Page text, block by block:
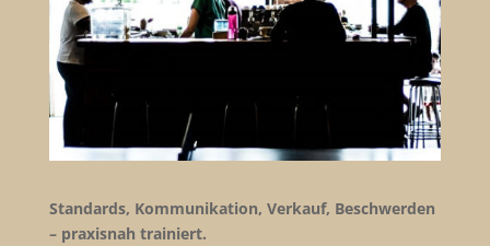
Standards, Kommunikation, Verkauf, Beschwerden
– praxisnah trainiert.